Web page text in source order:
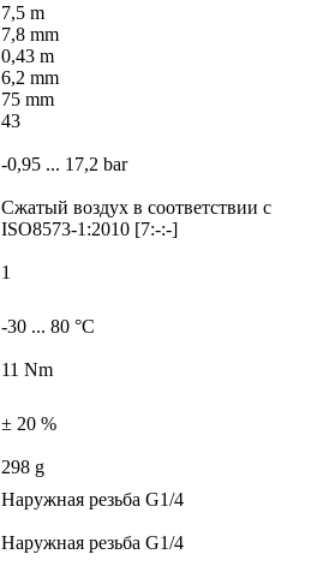
7,5 m
7,8 mm
0,43 m
6,2 mm
75 mm
43
-0,95 ... 17,2 bar
Сжатый воздух в соответствии с
ISO8573-1:2010 [7:-:-]
1
-30 ... 80 °C
11 Nm
± 20 %
298 g
Наружная резьба G1/4
Наружная резьба G1/4